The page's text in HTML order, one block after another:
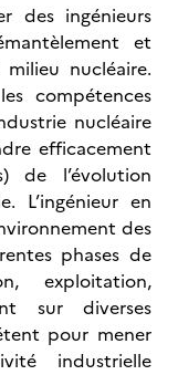
des ingénieurs
et
nucléaire.
compétences
nucléaire
efficacement
de l’évolution
L’ingénieur en
des
phases de
exploitation,
sur diverses
pour mener
industrielle